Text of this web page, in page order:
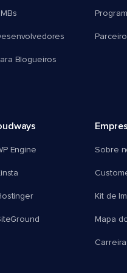
Blogueiros
Engine Sobre
Kit de
Mapa